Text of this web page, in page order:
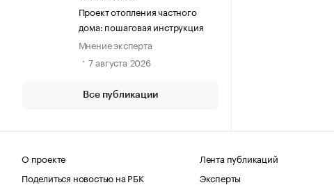
Проект отопления частного
дома: пошаговая инструкция
Мнение эксперта
7 августа 2026
Все публикации
О проекте
Поделиться новостью на РБК
Лента публикаций
Эксперты